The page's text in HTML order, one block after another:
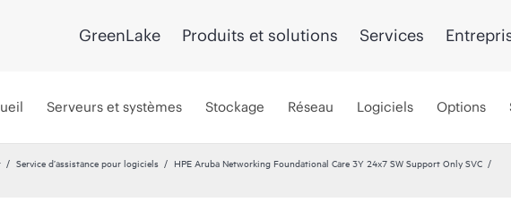
GreenLake Produits et solutions Services
Serveurs et systèmes Stockage Réseau Logiciels Options
Service d’assistance pour logiciels
HPE Aruba Networking Foundational Care 3Y 24x7 SW Support Only SVC